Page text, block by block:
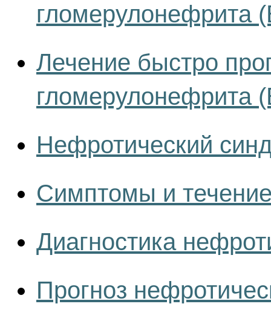
гломерулонефрита
Лечение быстро
гломерулонефрита
Нефротический
Симптомы и
Диагностика
Прогноз